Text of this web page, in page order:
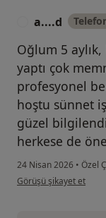
a....d
Oğlum 5
yaptı çok
profesyonel
hoştu sünnet
güzel
herkese de
24 Nisan 2026 • Özel
kullanıcının görüşüne
Görüşü şikayet et